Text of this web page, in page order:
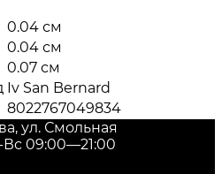
0.04 см
0.04 см
0.07 см
Iv San Bernard
8022767049834
ул. Смольная
09:00—21:00